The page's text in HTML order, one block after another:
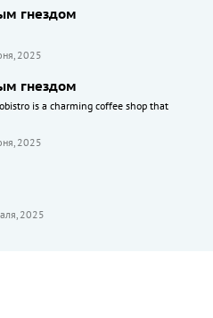
гнездом
2025
гнездом
is a charming coffee shop that
2025
2025